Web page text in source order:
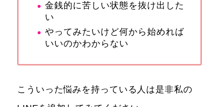
金銭的に苦しい状態を抜け出した
い
やってみたいけど何から始めれば
いいのかわからない
こういった悩みを持っている人は是非私の